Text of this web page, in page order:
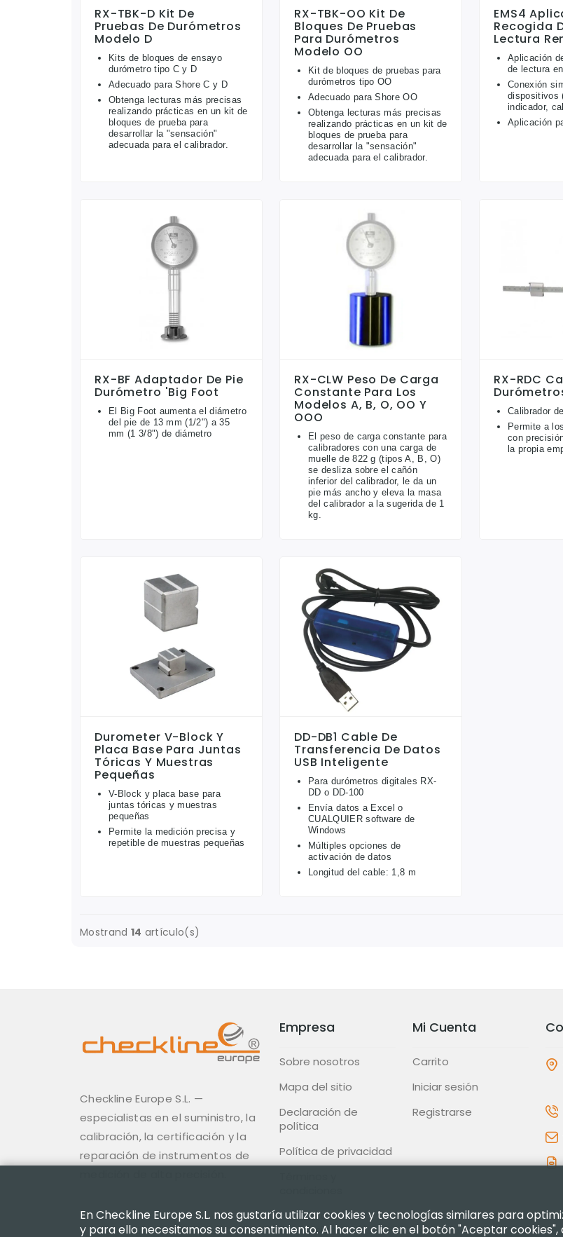
RX-TBK-D Kit De
Pruebas De Durómetros
Modelo D
Kits de bloques de ensayo
durómetro tipo C y D
Adecuado para Shore C y D
Obtenga lecturas más precisas
realizando prácticas en un kit de
bloques de prueba para
desarrollar la "sensación"
adecuada para el calibrador.
RX-TBK-OO Kit De
Bloques De Pruebas
Para Durómetros
Modelo OO
Kit de bloques de pruebas para
durómetros tipo OO
Adecuado para Shore OO
Obtenga lecturas más precisas
realizando prácticas en un kit de
bloques de prueba para
desarrollar la "sensación"
adecuada para el calibrador.
EMS4
Recogida
Lectura
Aplicación
de lectura
Conexión
dispositivos
indicador,
Aplicación
RX-BF Adaptador De Pie
Durómetro 'Big Foot
El Big Foot aumenta el diámetro
del pie de 13 mm (1/2") a 35
mm (1 3/8") de diámetro
RX-CLW Peso De Carga
Constante Para Los
Modelos A, B, O, OO Y
OOO
El peso de carga constante para
calibradores con una carga de
muelle de 822 g (tipos A, B, O)
se desliza sobre el cañón
inferior del calibrador, le da un
pie más ancho y eleva la masa
del calibrador a la sugerida de 1
kg.
RX-RDC
Calibrador
Permite a
con
la propia
Durometer V-Block Y
Placa Base Para Juntas
Tóricas Y Muestras
Pequeñas
V-Block y placa base para
juntas tóricas y muestras
pequeñas
Permite la medición precisa y
repetible de muestras pequeñas
DD-DB1 Cable De
Transferencia De Datos
USB Inteligente
Para durómetros digitales RX-
DD o DD-100
Envía datos a Excel o
CUALQUIER software de
Windows
Múltiples opciones de
activación de datos
Longitud del cable: 1,8 m
Mostrand 14 artículo(s)
Checkline Europe S.L. —
especialistas en el suministro, la
calibración, la certificación y la
reparación de instrumentos de
Empresa
Sobre nosotros
Mapa del sitio
Declaración de
política
Política de privacidad
Política de
Devoluciones
Mi Cuenta
Carrito
Iniciar sesión
Registrarse
En Checkline Europe S.L. nos gustaría utilizar cookies y tecnologías similares para
y para ello necesitamos su consentimiento. Al hacer clic en el botón "Aceptar